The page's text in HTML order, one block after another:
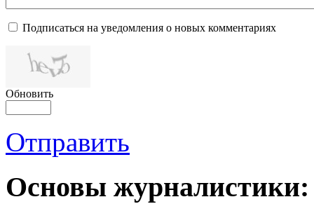
Подписаться на уведомления о новых комментариях
Обновить
Отправить
Основы журналистики: